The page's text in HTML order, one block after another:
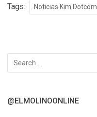
Tags: Noticias Kim Dotcom
Search
for:
@ELMOLINOONLINE